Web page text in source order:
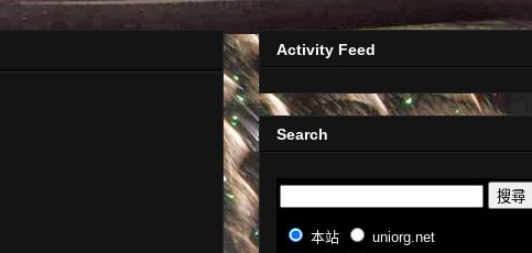
Activity Feed
Search
本站
uniorg.net